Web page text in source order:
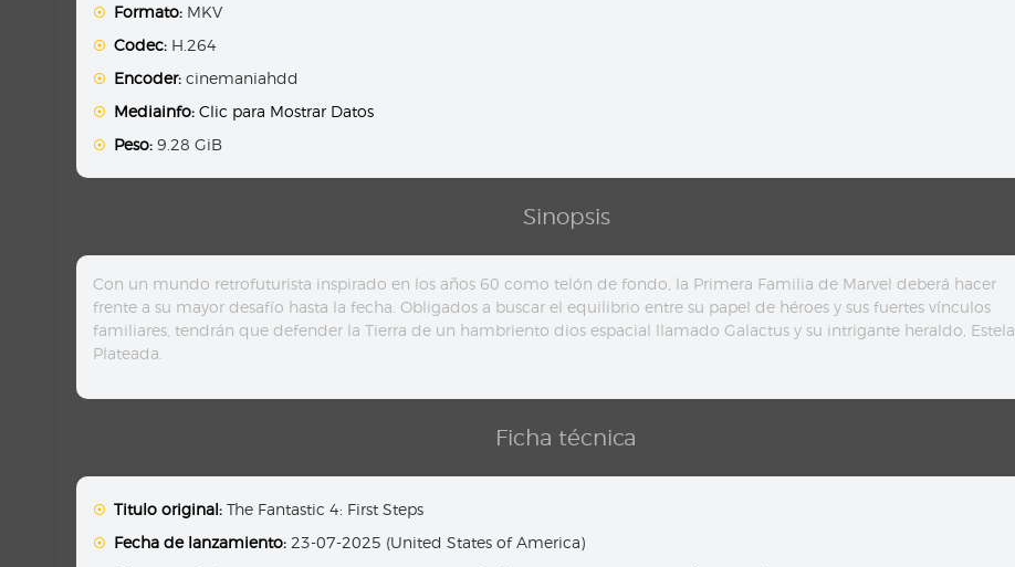
Formato: MKV
Codec: H.264
Encoder: cinemaniahdd
Mediainfo: Clic para Mostrar Datos
Peso: 9.28 GiB
Sinopsis
Con un mundo retrofuturista inspirado en los años 60 como telón de fondo, la Primera Familia de Marvel deberá hacer
frente a su mayor desafío hasta la fecha. Obligados a buscar el equilibrio entre su papel de héroes y sus fuertes vínculos
familiares, tendrán que defender la Tierra de un hambriento dios espacial llamado Galactus y su intrigante heraldo, Estela
Plateada.
Ficha técnica
Titulo original: The Fantastic 4: First Steps
Fecha de lanzamiento: 23-07-2025 (United States of America)